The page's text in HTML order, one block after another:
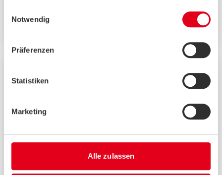
Notwendig
Präferenzen
Statistiken
Marketing
Alle zulassen
Weiterlesen